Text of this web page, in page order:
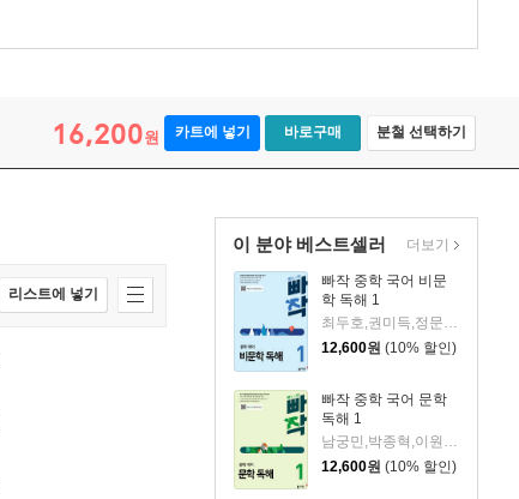
16,200원 카트에 넣기 바로구매 분철 선택하기
이 분야 베스트셀러
빠작 중학 국어 비문
학 독해 1
최두호,권미득,정문경,송정윤,배지은 공저
12,600원 (10% 할인)
빠작 중학 국어 문학
독해 1
12,600원 (10% 할인)
더보기
리스트에 넣기